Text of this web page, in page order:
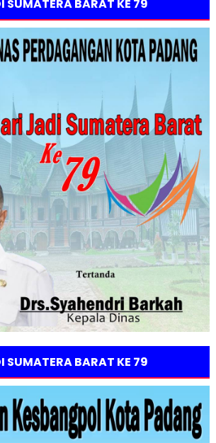
SUMATERA BARAT KE 79
SUMATERA BARAT KE 79